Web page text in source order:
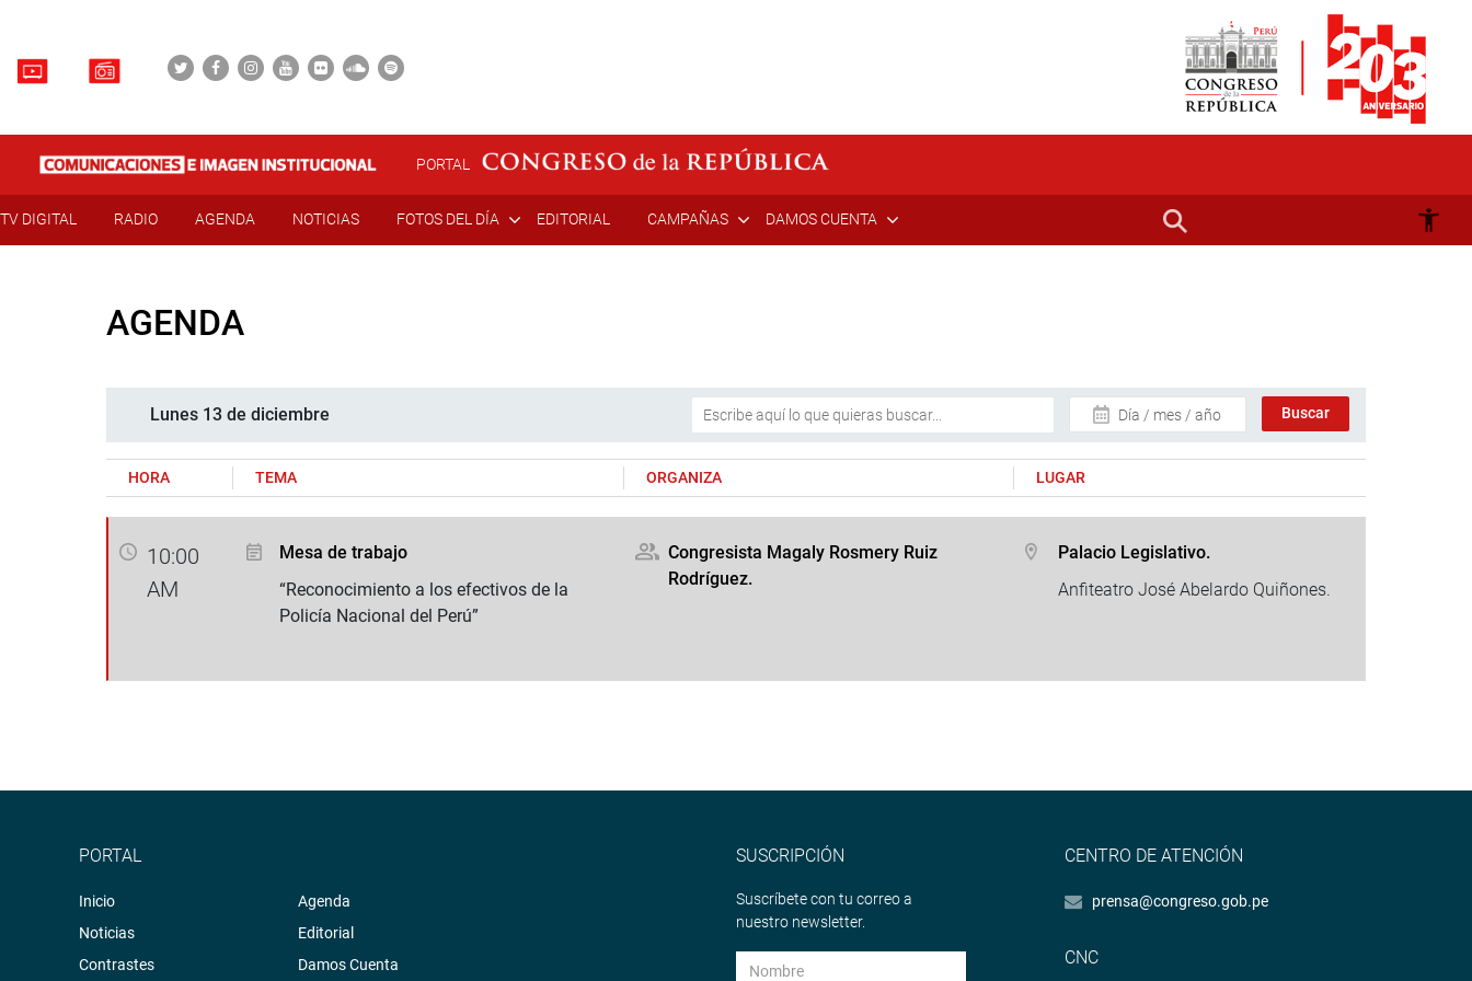
PORTAL
TV DIGITAL RADIO AGENDA NOTICIAS FOTOS DEL DÍA EDITORIAL CAMPAÑAS DAMOS CUENTA
AGENDA
Lunes 13 de diciembre Día / mes / año
HORA TEMA ORGANIZA LUGAR
10:00
AM
Mesa de trabajo
“Reconocimiento a los efectivos de la
Policía Nacional del Perú”
Congresista Magaly Rosmery Ruiz
Rodríguez.
Palacio Legislativo.
Anfiteatro José Abelardo Quiñones.
PORTAL
Inicio
Noticias
Contrastes
Agenda
Editorial
Damos Cuenta
SUSCRIPCIÓN
Suscríbete con tu correo a
nuestro newsletter.
CENTRO DE ATENCIÓN
prensa@congreso.gob.pe
CNC